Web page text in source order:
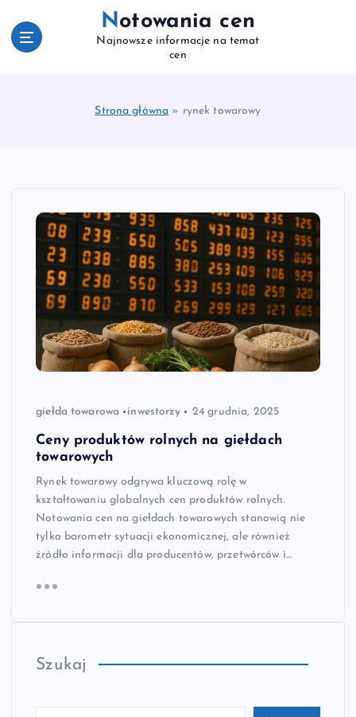
Notowania cen
Najnowsze informacje na temat
cen
Strona główna » rynek towarowy
giełda towarowa inwestorzy 24 grudnia, 2025
Ceny produktów rolnych na giełdach
towarowych
Rynek towarowy odgrywa kluczową rolę w
kształtowaniu globalnych cen produktów rolnych.
Notowania cen na giełdach towarowych stanowią nie
tylko barometr sytuacji ekonomicznej, ale również
źródło informacji dla producentów, przetwórców i…
Szukaj